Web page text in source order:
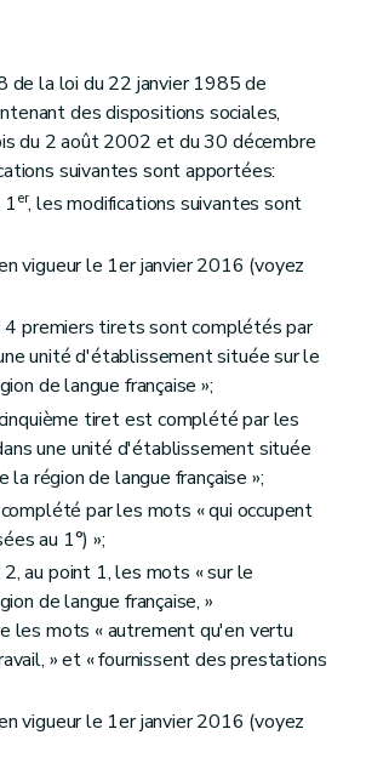
de la loi du 22 janvier 1985 de
des dispositions sociales,
du 2 août 2002 et du 30 décembre
suivantes sont apportées:
1er, les modifications suivantes sont
vigueur le 1er janvier 2016 (voyez
4 premiers tirets sont complétés par
unité d'établissement située sur le
de langue française »;
tiret est complété par les
une unité d'établissement située
région de langue française »;
par les mots « qui occupent
au 1°) »;
2, au point 1, les mots « sur le
de langue française, »
les mots « autrement qu'en vertu
» et « fournissent des prestations
vigueur le 1er janvier 2016 (voyez